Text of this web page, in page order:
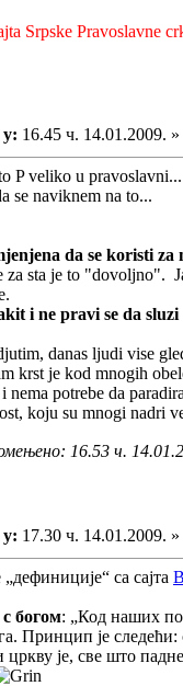
Srpske Pravoslavne
16.45 ч. 14.01.2009. »
P veliko u
se naviknem na to...
da se koristi za
za sta je to "dovoljno".
i ne pravi se da
danas ljudi vise
krst je kod mnogih
nema potrebe da
koju su mnogi nadri
16.53 ч.
17.30 ч. 14.01.2009. »
са сајта
богом: „Код наших
Принцип је
цркву је, све што